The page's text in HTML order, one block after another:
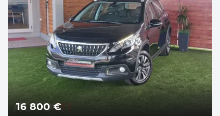
16 800 €